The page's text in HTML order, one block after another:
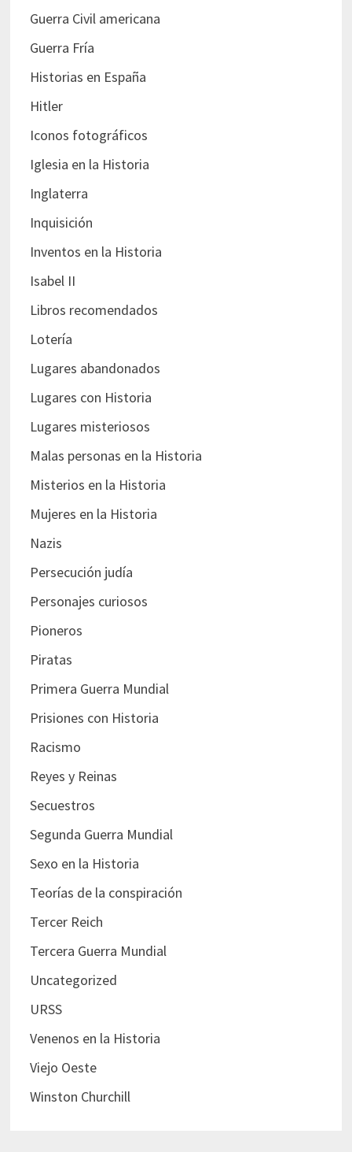
Guerra Civil americana
Guerra Fría
Historias en España
Hitler
Iconos fotográficos
Iglesia en la Historia
Inglaterra
Inquisición
Inventos en la Historia
Isabel II
Libros recomendados
Lotería
Lugares abandonados
Lugares con Historia
Lugares misteriosos
Malas personas en la Historia
Misterios en la Historia
Mujeres en la Historia
Nazis
Persecución judía
Personajes curiosos
Pioneros
Piratas
Primera Guerra Mundial
Prisiones con Historia
Racismo
Reyes y Reinas
Secuestros
Segunda Guerra Mundial
Sexo en la Historia
Teorías de la conspiración
Tercer Reich
Tercera Guerra Mundial
Uncategorized
URSS
Venenos en la Historia
Viejo Oeste
Winston Churchill